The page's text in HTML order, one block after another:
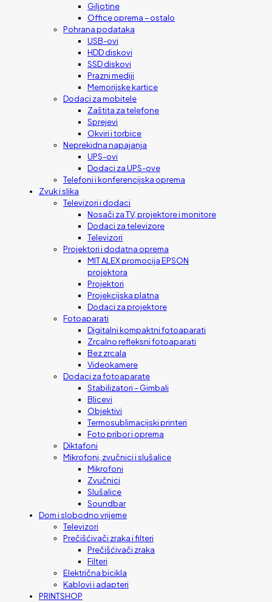
Giljotine
Office oprema – ostalo
Pohrana podataka
USB-ovi
HDD diskovi
SSD diskovi
Prazni mediji
Memorijske kartice
Dodaci za mobitele
Zaštita za telefone
Sprejevi
Okviri i torbice
Neprekidna napajanja
UPS-ovi
Dodaci za UPS-ove
Telefoni i konferencijska oprema
Zvuk i slika
Televizori i dodaci
Nosači za TV, projektore i monitore
Dodaci za televizore
Televizori
Projektori i dodatna oprema
MIT ALEX promocija EPSON
projektora
Projektori
Projekcijska platna
Dodaci za projektore
Fotoaparati
Digitalni kompaktni fotoaparati
Zrcalno refleksni fotoaparati
Bez zrcala
Videokamere
Dodaci za fotoaparate
Stabilizatori – Gimbali
Blicevi
Objektivi
Termosublimacijski printeri
Foto pribor i oprema
Diktafoni
Mikrofoni, zvučnici i slušalice
Mikrofoni
Zvučnici
Slušalice
Soundbar
Dom i slobodno vrijeme
Televizori
Prečišćivači zraka i filteri
Prečišćivači zraka
Filteri
Električna bicikla
Kablovi i adapteri
PRINTSHOP